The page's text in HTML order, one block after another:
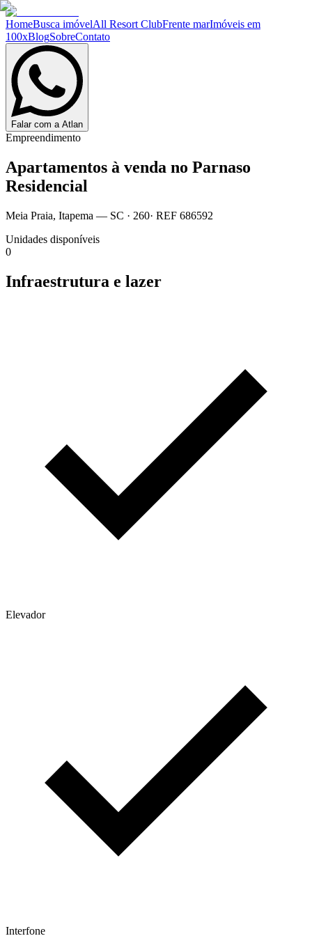
HomeBusca imóvelAll Resort ClubFrente marImóveis em
100xBlogSobreContato
Falar com a Atlan
Empreendimento
Apartamentos à venda no Parnaso
Residencial
Meia Praia, Itapema — SC · 260· REF 686592
Unidades disponíveis
0
Infraestrutura e lazer
Elevador
Interfone